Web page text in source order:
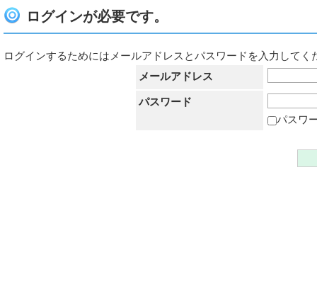
ログインが必要です。
ログインするためにはメールアドレスとパスワードを入力してく
メールアドレス
パスワード
パスワ